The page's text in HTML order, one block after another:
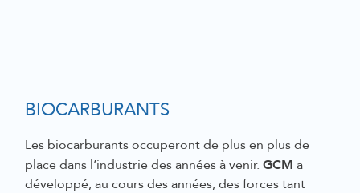
BIOCARBURANTS
Les biocarburants occuperont de plus en plus de
place dans l’industrie des années à venir.GCM a
développé, au cours des années, des forces tant